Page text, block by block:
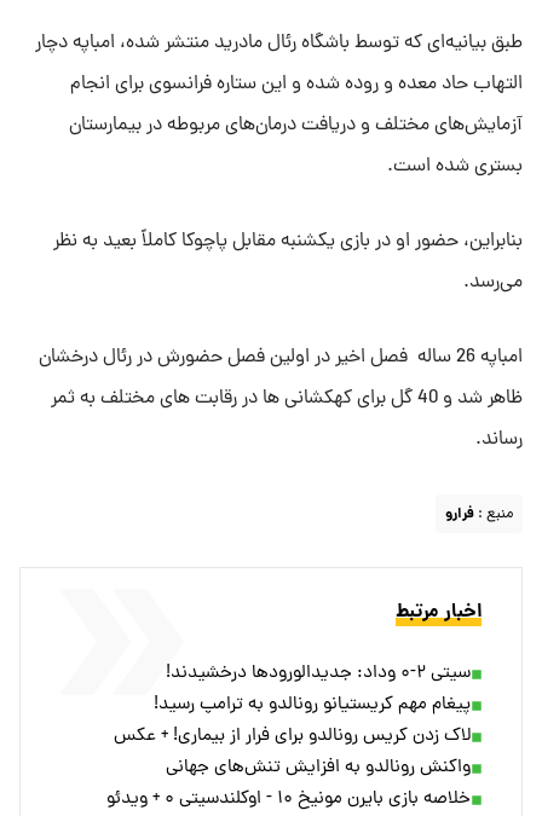
طبق بیانیه‌ای که توسط باشگاه رئال مادرید منتشر شده، امباپه دچار
التهاب حاد معده و روده شده و این ستاره فرانسوی برای انجام
آزمایش‌های مختلف و دریافت درمان‌های مربوطه در بیمارستان
بستری شده است.
بنابراین، حضور او در بازی یکشنبه مقابل پاچوکا کاملاً بعید به نظر
می‌رسد.
امباپه 26 ساله فصل اخیر در اولین فصل حضورش در رئال درخشان
ظاهر شد و 40 گل برای کهکشانی ها در رقابت های مختلف به ثمر
رساند.
منبع : فرارو
اخبار مرتبط
سیتی ۲-۰ وداد: جدیدالورود‌ها درخشیدند!
پیغام مهم کریستیانو رونالدو به ترامپ رسید!
لاک زدن کریس رونالدو برای فرار از بیماری! + عکس
واکنش رونالدو به افزایش تنش‌های جهانی
خلاصه بازی بایرن مونیخ ۱۰ - اوکلند‌سیتی ۰ + ویدئو